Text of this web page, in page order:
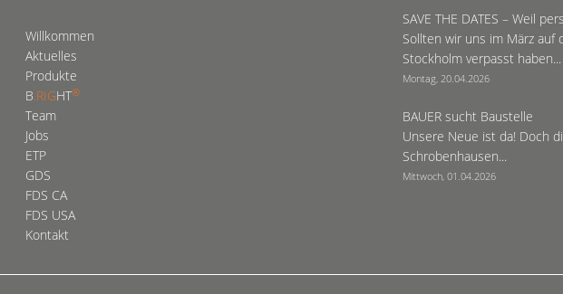
Willkommen
Aktuelles
Produkte
B.RIGHT®
Team
Jobs
ETP
GDS
FDS CA
FDS USA
Kontakt
SAVE THE DATES – Weil
Sollten wir uns im März auf
Stockholm verpasst haben...
Montag, 20.04.2026
BAUER sucht Baustelle
Unsere Neue ist da! Doch
Schrobenhausen...
Mittwoch, 01.04.2026